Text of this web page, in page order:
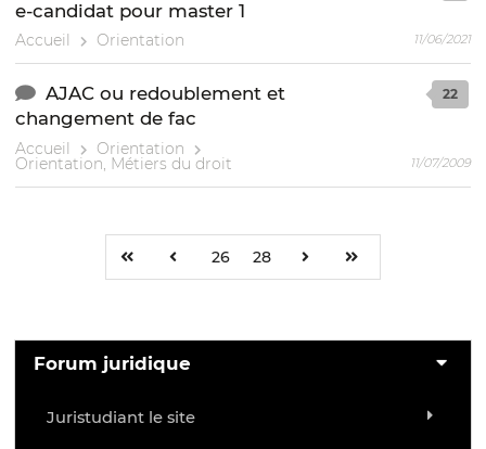
e-candidat pour master 1
Accueil Orientation 11/06/2021
AJAC ou redoublement et
changement de fac
Accueil Orientation
Orientation, Métiers du droit
22
11/07/2009
26 28
Forum juridique
Juristudiant le site